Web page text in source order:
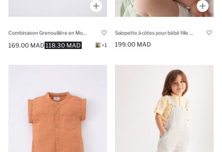
118.30 MAD
169.00 MAD +1 199.00 MAD